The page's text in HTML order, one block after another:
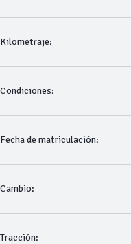
Kilometraje:
Condiciones:
Fecha de matriculación:
Cambio:
Tracción: